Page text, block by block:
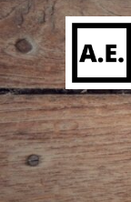
Skip
to
content